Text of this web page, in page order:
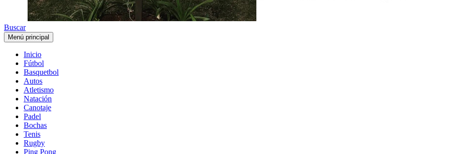
Buscar
Menú principal
Inicio
Fútbol
Basquetbol
Autos
Atletismo
Natación
Canotaje
Padel
Bochas
Tenis
Rugby
Ping Pong